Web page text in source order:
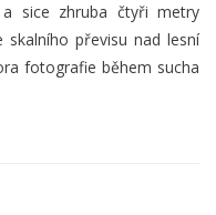
sice zhruba čtyři metry
převisu nad lesní
fotografie během sucha